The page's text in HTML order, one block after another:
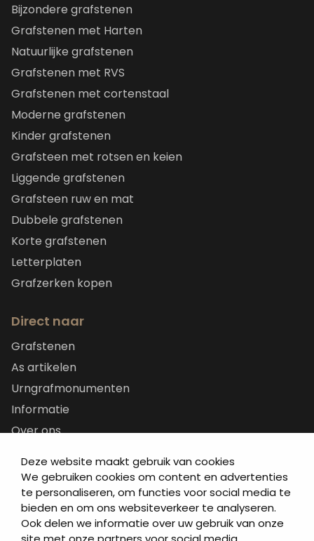
Deze website maakt gebruik van cookies
We gebruiken cookies om content en advertenties
te personaliseren, om functies voor social media te
bieden en om ons websiteverkeer te analyseren.
Ook delen we informatie over uw gebruik van onze
Bijzondere grafstenen
Grafstenen met Harten
Natuurlijke grafstenen
Grafstenen met RVS
Grafstenen met cortenstaal
Moderne grafstenen
Kinder grafstenen
Grafsteen met rotsen en keien
Liggende grafstenen
Grafsteen ruw en mat
Dubbele grafstenen
Korte grafstenen
Letterplaten
Grafzerken kopen
Direct naar
Grafstenen
As artikelen
Urngrafmonumenten
Informatie
Over ons
Artea in de buurt
Onze werkwijze
Urnen en as sieraden webshop